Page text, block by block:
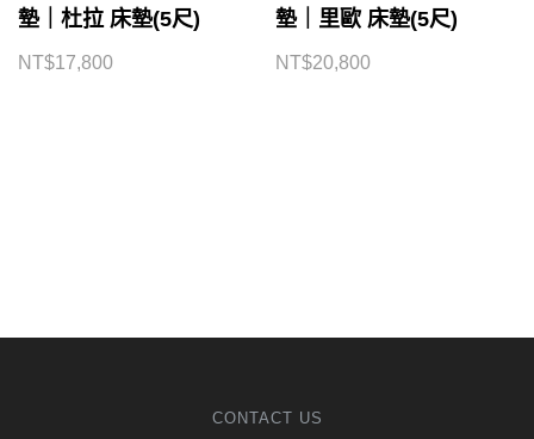
墊｜杜拉 床墊(5尺)
NT$17,800
墊｜里歐 床墊(5尺)
NT$20,800
CONTACT US